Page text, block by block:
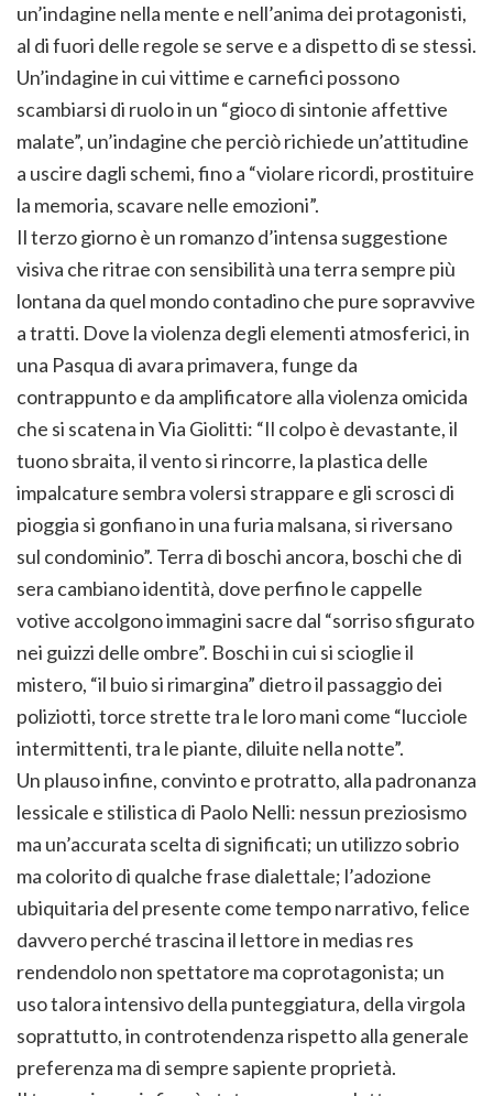
un’indagine nella mente e nell’anima dei protagonisti,
al di fuori delle regole se serve e a dispetto di se stessi.
Un’indagine in cui vittime e carnefici possono
scambiarsi di ruolo in un “gioco di sintonie affettive
malate”, un’indagine che perciò richiede un’attitudine
a uscire dagli schemi, fino a “violare ricordi, prostituire
la memoria, scavare nelle emozioni”.
Il terzo giorno è un romanzo d’intensa suggestione
visiva che ritrae con sensibilità una terra sempre più
lontana da quel mondo contadino che pure sopravvive
a tratti. Dove la violenza degli elementi atmosferici, in
una Pasqua di avara primavera, funge da
contrappunto e da amplificatore alla violenza omicida
che si scatena in Via Giolitti: “Il colpo è devastante, il
tuono sbraita, il vento si rincorre, la plastica delle
impalcature sembra volersi strappare e gli scrosci di
pioggia si gonfiano in una furia malsana, si riversano
sul condominio”. Terra di boschi ancora, boschi che di
sera cambiano identità, dove perfino le cappelle
votive accolgono immagini sacre dal “sorriso sfigurato
nei guizzi delle ombre”. Boschi in cui si scioglie il
mistero, “il buio si rimargina” dietro il passaggio dei
poliziotti, torce strette tra le loro mani come “lucciole
intermittenti, tra le piante, diluite nella notte”.
Un plauso infine, convinto e protratto, alla padronanza
lessicale e stilistica di Paolo Nelli: nessun preziosismo
ma un’accurata scelta di significati; un utilizzo sobrio
ma colorito di qualche frase dialettale; l’adozione
ubiquitaria del presente come tempo narrativo, felice
davvero perché trascina il lettore in medias res
rendendolo non spettatore ma coprotagonista; un
uso talora intensivo della punteggiatura, della virgola
soprattutto, in controtendenza rispetto alla generale
preferenza ma di sempre sapiente proprietà.